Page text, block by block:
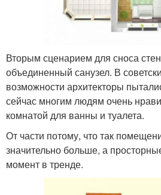
Вторым сценарием для сноса
объединенный санузел. В
возможности архитекторы
сейчас многим людям очень
комнатой для ванны и туалета.
От части потому, что так
значительно больше, а
момент в тренде.